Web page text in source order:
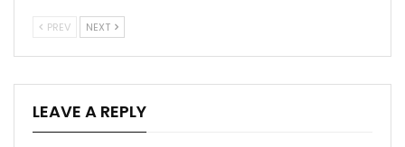
PREV NEXT
LEAVE A REPLY